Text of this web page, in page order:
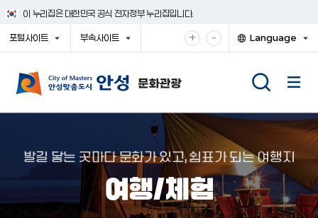
건
너
뛰
기
이 누리집은 대한민국 공식 전자정부 누리집입니다.
포털사이트
부속사이트
+확
대
-축
소
Language
발길 닿는 곳마다 문화가 있고, 쉼표가 되는 여행지
여행/체험